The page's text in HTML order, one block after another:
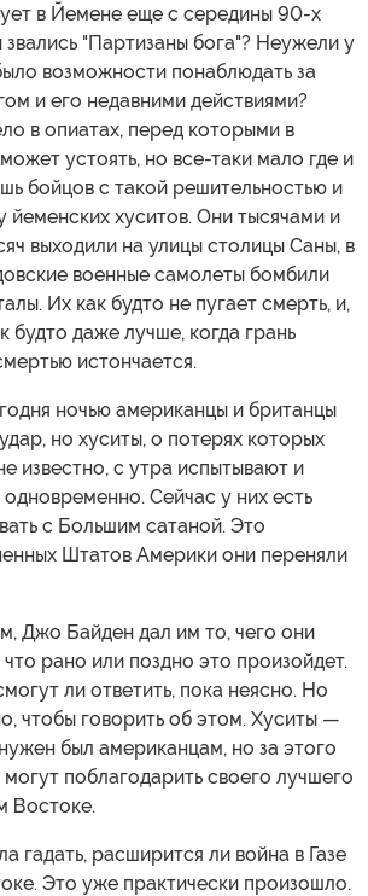
в Йемене еще с середины 90-х
звались "Партизаны бога"? Неужели у
возможности понаблюдать за
и его недавними действиями?
в опиатах, перед которыми в
устоять, но все-таки мало где и
бойцов с такой решительностью и
йеменских хуситов. Они тысячами и
выходили на улицы столицы Саны, в
военные самолеты бомбили
Их как будто не пугает смерть, и,
будто даже лучше, когда грань
истончается.
ночью американцы и британцы
но хуситы, о потерях которых
известно, с утра испытывают и
Сейчас у них есть
с Большим сатаной. Это
Штатов Америки они переняли
Джо Байден дал им то, чего они
рано или поздно это произойдет.
ли ответить, пока неясно. Но
чтобы говорить об этом. Хуситы —
был американцам, но за этого
поблагодарить своего лучшего
Востоке.
гадать, расширится ли война в Газе
Это уже практически произошло.